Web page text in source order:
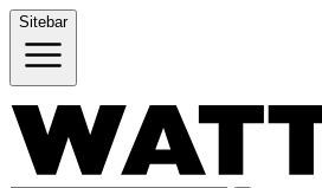
Sitebar